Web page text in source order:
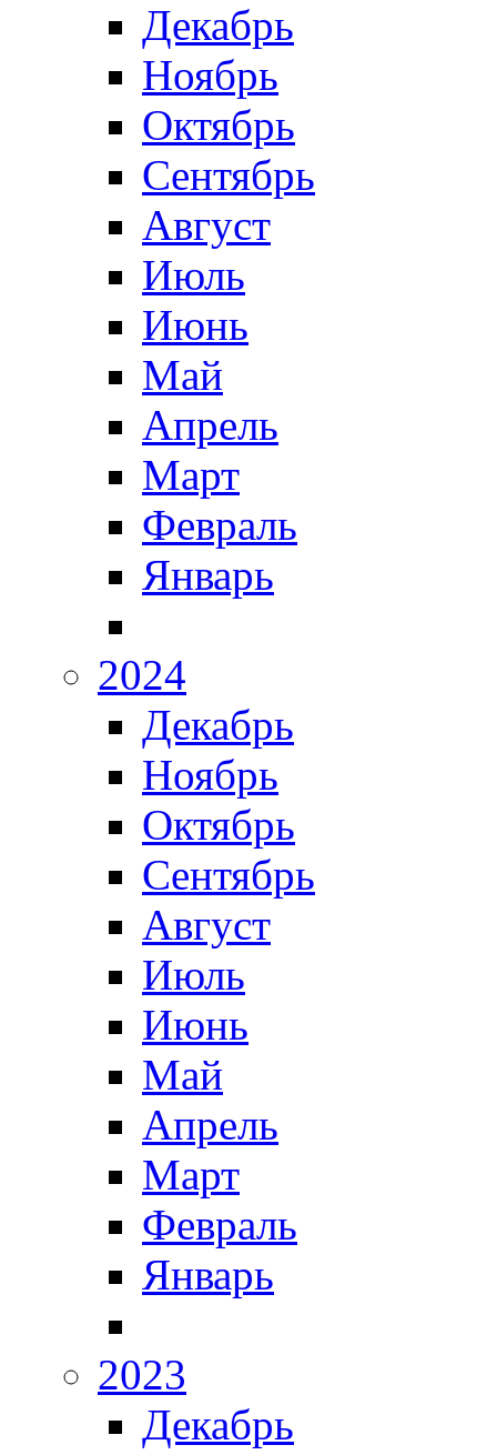
Декабрь
Ноябрь
Октябрь
Сентябрь
Август
Июль
Июнь
Май
Апрель
Март
Февраль
Январь
2024
Декабрь
Ноябрь
Октябрь
Сентябрь
Август
Июль
Июнь
Май
Апрель
Март
Февраль
Январь
2023
Декабрь